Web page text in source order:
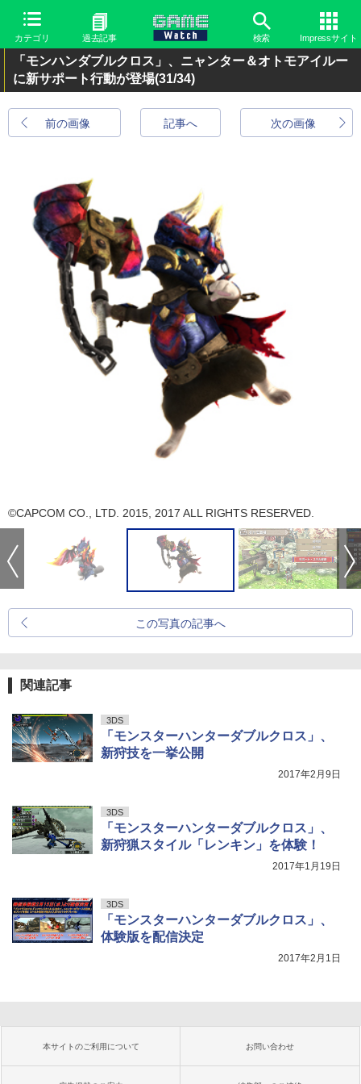
カテゴリ 過去記事 検索 Impressサイト
「モンハンダブルクロス」、ニャンター＆オトモアイルー
に新サポート行動が登場(31/34)
前の画像 次の画像
記事へ
©CAPCOM CO., LTD. 2015, 2017 ALL RIGHTS RESERVED.
この写真の記事へ
関連記事
3DS
「モンスターハンターダブルクロス」、
新狩技を一挙公開
2017年2月9日
3DS
「モンスターハンターダブルクロス」、
新狩猟スタイル「レンキン」を体験！
2017年1月19日
3DS
「モンスターハンターダブルクロス」、
体験版を配信決定
2017年2月1日
本サイトのご利用について お問い合わせ